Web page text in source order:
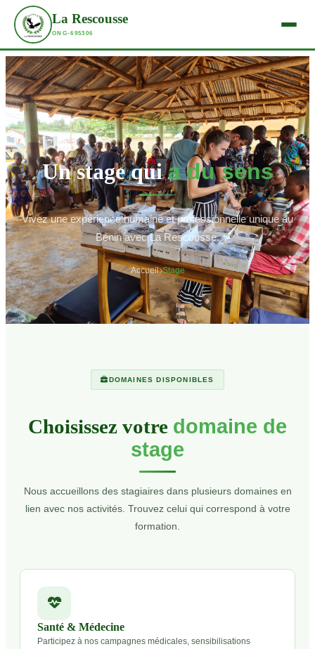
La Rescousse
ONG-695306
STAGE
Un stage quia du sens
Vivez une expérience humaine et professionnelle unique au
Bénin avec La Rescousse.
Accueil Stage
DOMAINES DISPONIBLES
Choisissez votre domaine de
stage
Nous accueillons des stagiaires dans plusieurs domaines en
lien avec nos activités. Trouvez celui qui correspond à votre
formation.
Santé & Médecine
Participez à nos campagnes médicales, sensibilisations